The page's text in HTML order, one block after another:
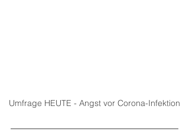
Umfrage HEUTE - Angst vor Corona-Infektion